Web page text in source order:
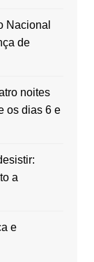
Nacional
de
noites
os dias 6 e
a
e